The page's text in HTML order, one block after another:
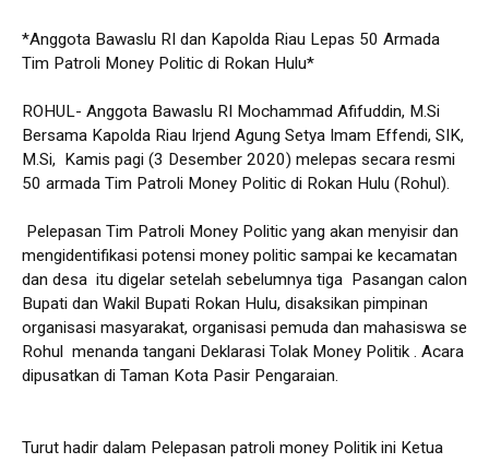
*Anggota Bawaslu RI dan Kapolda Riau Lepas 50 Armada
Tim Patroli Money Politic di Rokan Hulu*
ROHUL- Anggota Bawaslu RI Mochammad Afifuddin, M.Si
Bersama Kapolda Riau Irjend Agung Setya Imam Effendi, SIK,
M.Si, Kamis pagi (3 Desember 2020) melepas secara resmi
50 armada Tim Patroli Money Politic di Rokan Hulu (Rohul).
Pelepasan Tim Patroli Money Politic yang akan menyisir dan
mengidentifikasi potensi money politic sampai ke kecamatan
dan desa itu digelar setelah sebelumnya tiga Pasangan calon
Bupati dan Wakil Bupati Rokan Hulu, disaksikan pimpinan
organisasi masyarakat, organisasi pemuda dan mahasiswa se
Rohul menanda tangani Deklarasi Tolak Money Politik . Acara
dipusatkan di Taman Kota Pasir Pengaraian.
Turut hadir dalam Pelepasan patroli money Politik ini Ketua